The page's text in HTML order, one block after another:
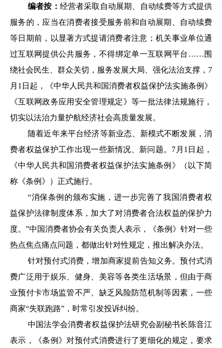
编者按： 经营者采取自动展期、自动续费等方式提供
服务的，应当在消费者接受服务前和自动展期、自动续费
等日期前，以显著方式提请消费者注意；机关事业单位通
过互联网提供公共服务，不得绑定单一互联网平台……围
绕社会民生、群众关切，服务发展大局、强化法治支撑，7
月1日起，《中华人民共和国消费者权益保护法实施条例》
《互联网政务应用安全管理规定》等一批法律法规施行，
切实以法治力量护航经济社会高质量发展。
随着近年来平台经济等新业态、新模式不断发展，消
费者权益保护工作出现一些新情况、新问题。7月1日起，
《中华人民共和国消费者权益保护法实施条例》（以下简
称《条例》）正式施行。
“消保条例的颁布实施，进一步完善了我国消费者权
益保护法律制度体系，加大了对消费者合法权益的保护力
度。”中国消费者协会有关负责人表示，《条例》针对一些
热点焦点痛点问题，都做出针对性规定，推出解决办法。
针对预付式消费，增加商家提前告知义务。预付式消
费广泛用于娱乐、健身、美容等各类生活场景，但由于商
业预付卡市场监管不严、缺乏风险防范机制等因素，一些
商家“失联跑路”，时常引发投诉纠纷。
中国法学会消费者权益保护法研究会副秘书长陈音江
表示，《条例》对预付式消费进行了更细化的规定，要求